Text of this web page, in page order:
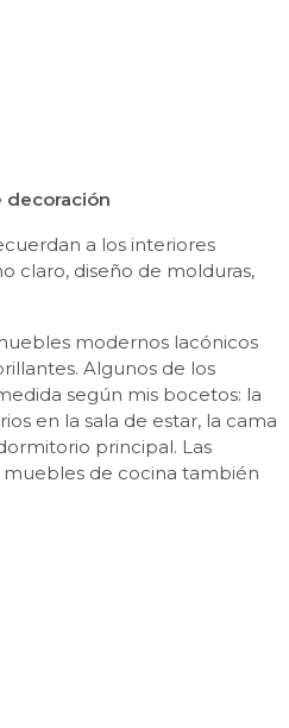
decoración
a los interiores
claro, diseño de molduras,
modernos lacónicos
Algunos de los
según mis bocetos: la
en la sala de estar, la cama
principal. Las
de cocina también